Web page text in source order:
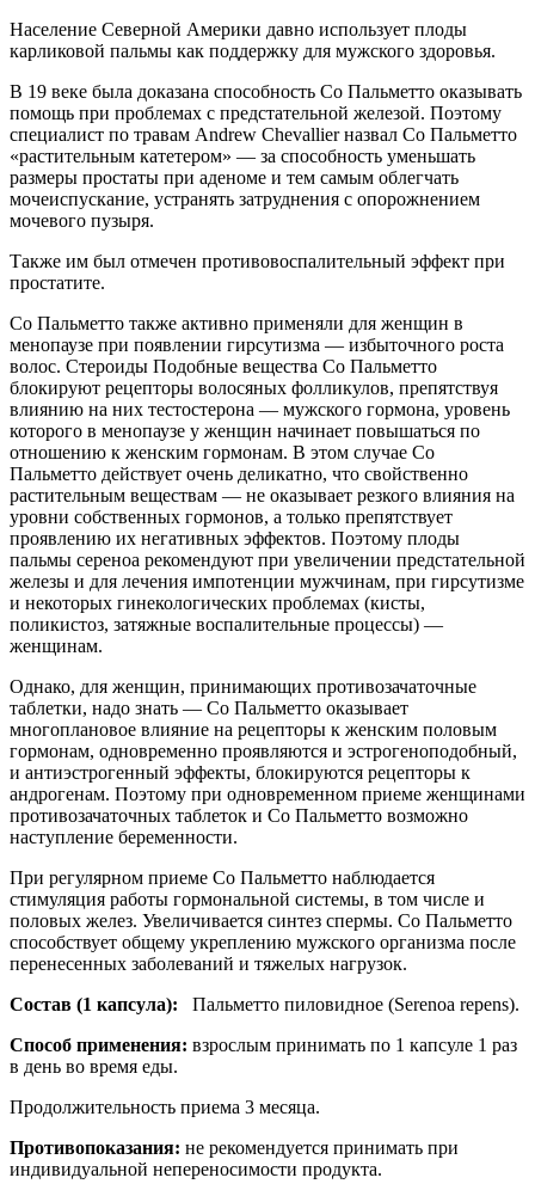
Население Северной Америки давно использует плоды
карликовой пальмы как поддержку для мужского здоровья.
В 19 веке была доказана способность Со Пальметто оказывать
помощь при проблемах с предстательной железой. Поэтому
специалист по травам Andrew Chevallier назвал Со Пальметто
«растительным катетером» — за способность уменьшать
размеры простаты при аденоме и тем самым облегчать
мочеиспускание, устранять затруднения с опорожнением
мочевого пузыря.
Также им был отмечен противовоспалительный эффект при
простатите.
Со Пальметто также активно применяли для женщин в
менопаузе при появлении гирсутизма — избыточного роста
волос. Стероиды Подобные вещества Со Пальметто
блокируют рецепторы волосяных фолликулов, препятствуя
влиянию на них тестостерона — мужского гормона, уровень
которого в менопаузе у женщин начинает повышаться по
отношению к женским гормонам. В этом случае Со
Пальметто действует очень деликатно, что свойственно
растительным веществам — не оказывает резкого влияния на
уровни собственных гормонов, а только препятствует
проявлению их негативных эффектов. Поэтому плоды
пальмы сереноа рекомендуют при увеличении предстательной
железы и для лечения импотенции мужчинам, при гирсутизме
и некоторых гинекологических проблемах (кисты,
поликистоз, затяжные воспалительные процессы) —
женщинам.
Однако, для женщин, принимающих противозачаточные
таблетки, надо знать — Со Пальметто оказывает
многоплановое влияние на рецепторы к женским половым
гормонам, одновременно проявляются и эстрогеноподобный,
и антиэстрогенный эффекты, блокируются рецепторы к
андрогенам. Поэтому при одновременном приеме женщинами
противозачаточных таблеток и Со Пальметто возможно
наступление беременности.
При регулярном приеме Со Пальметто наблюдается
стимуляция работы гормональной системы, в том числе и
половых желез. Увеличивается синтез спермы. Со Пальметто
способствует общему укреплению мужского организма после
перенесенных заболеваний и тяжелых нагрузок.
Состав (1 капсула): Пальметто пиловидное (Serenoa repens).
Способ применения: взрослым принимать по 1 капсуле 1 раз
в день во время еды.
Продолжительность приема 3 месяца.
Противопоказания: не рекомендуется принимать при
индивидуальной непереносимости продукта.